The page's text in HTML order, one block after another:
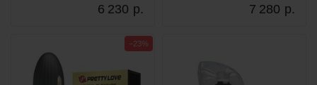
6 230 р. 7 280 р.
−23%